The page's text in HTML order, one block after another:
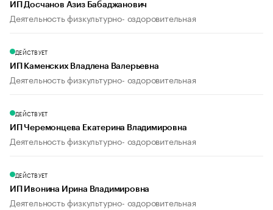
ИП Досчанов Азиз Бабаджанович
Деятельность физкультурно- оздоровительная
ДЕЙСТВУЕТ
ИП Каменских Владлена Валерьевна
Деятельность физкультурно- оздоровительная
ДЕЙСТВУЕТ
ИП Черемонцева Екатерина Владимировна
Деятельность физкультурно- оздоровительная
ДЕЙСТВУЕТ
ИП Ивонина Ирина Владимировна
Деятельность физкультурно- оздоровительная